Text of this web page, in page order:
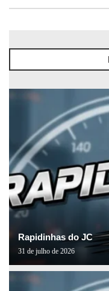
Rapidinhas do JC
31 de julho de 2026